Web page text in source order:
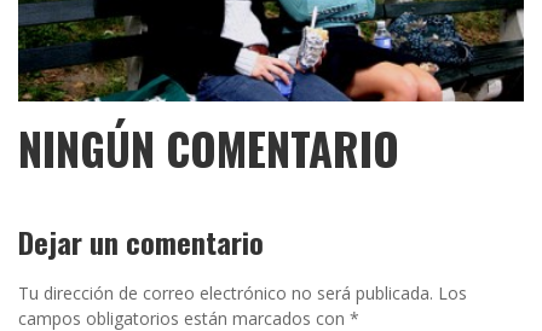
NINGÚN COMENTARIO
Dejar un comentario
Tu dirección de correo electrónico no será publicada. Los
campos obligatorios están marcados con *